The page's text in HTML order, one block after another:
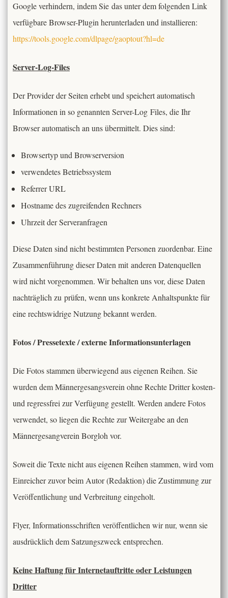
Google verhindern, indem Sie das unter dem folgenden Link
verfügbare Browser-Plugin herunterladen und installieren:
https://tools.google.com/dlpage/gaoptout?hl=de
Server-Log-Files
Der Provider der Seiten erhebt und speichert automatisch
Informationen in so genannten Server-Log Files, die Ihr
Browser automatisch an uns übermittelt. Dies sind:
Browsertyp und Browserversion
verwendetes Betriebssystem
Referrer URL
Hostname des zugreifenden Rechners
Uhrzeit der Serveranfragen
Diese Daten sind nicht bestimmten Personen zuordenbar. Eine
Zusammenführung dieser Daten mit anderen Datenquellen
wird nicht vorgenommen. Wir behalten uns vor, diese Daten
nachträglich zu prüfen, wenn uns konkrete Anhaltspunkte für
eine rechtswidrige Nutzung bekannt werden.
Fotos / Pressetexte / externe Informationsunterlagen
Die Fotos stammen überwiegend aus eigenen Reihen. Sie
wurden dem Männergesangsverein ohne Rechte Dritter kosten-
und regressfrei zur Verfügung gestellt. Werden andere Fotos
verwendet, so liegen die Rechte zur Weitergabe an den
Männergesangverein Borgloh vor.
Soweit die Texte nicht aus eigenen Reihen stammen, wird vom
Einreicher zuvor beim Autor (Redaktion) die Zustimmung zur
Veröffentlichung und Verbreitung eingeholt.
Flyer, Informationsschriften veröffentlichen wir nur, wenn sie
ausdrücklich dem Satzungszweck entsprechen.
Keine Haftung für Internetauftritte oder Leistungen
Dritter